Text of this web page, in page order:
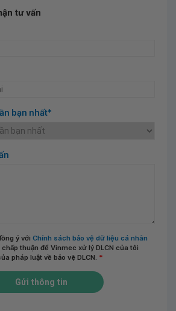
tư vấn
bạn nhất*
ý với Chính sách bảo vệ dữ liệu cá nhân
chấp thuận để Vinmec xử lý DLCN của tôi
pháp luật về bảo vệ DLCN. *
Gửi thông tin